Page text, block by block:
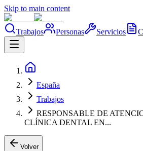
Skip to main content
Trabajos Personas Servicios
España
Trabajos
RESPONSABLE DE
CLÍNICA DENTAL EN...
Volver